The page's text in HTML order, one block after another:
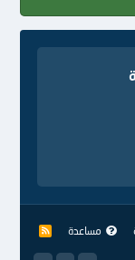
مساعدة
R
S